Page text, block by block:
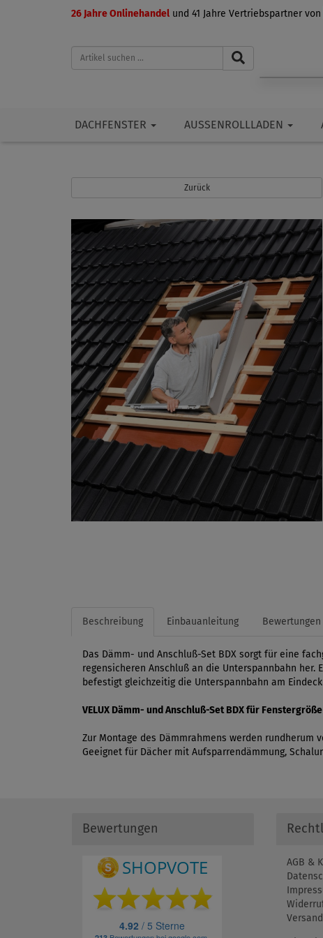
26 Jahre Onlinehandel und 41 Jahre Vertriebspartner von
DACHFENSTER AUSSENROLLLADEN
Zurück
Beschreibung Einbauanleitung Bewertungen
Das Dämm- und Anschluß-Set BDX sorgt für eine
regensicheren Anschluß an die Unterspannbahn
befestigt gleichzeitig die Unterspannbahn am
VELUX Dämm- und Anschluß-Set BDX für
Zur Montage des Dämmrahmens werden rundherum
Geeignet für Dächer mit Aufsparrendämmung,
Bewertungen
AGB &